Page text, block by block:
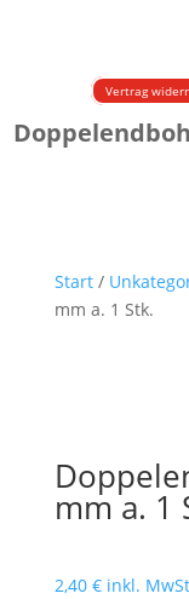
Vertrag
Start/
mm a. 1 Stk.
mm a. 1
2,40 € inkl.